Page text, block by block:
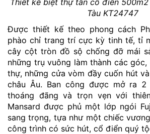
Tàu KT24747
Được thiết kế theo phong cách
phào chỉ trang trí cực kỳ tinh tế, tỉ
cây cột tròn đồ sộ chống đỡ mái
những trụ vuông làm thành các
thự, những cửa vòm đầy cuốn hút
châu Âu. Ban công được mở ra 2
thoáng đãng và trọn vẹn với
Mansard được phủ một lớp ngói
sang trọng, tựa như một chiếc
công trình có sức hút, cổ điển quý